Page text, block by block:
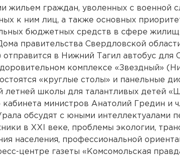
жильем граждан, уволенных с военной
к ним лиц, а также основных
бюджетных средств в сфере
правительства Свердловской
отправится в Нижний Тагил автобус для
комплексе «Звездный»
«круглые столы» и панельные
летней школы для талантливых детей
кабинета министров Анатолий Гредин и
обсудят с юными интеллектуалами
в XXI веке, проблемы экологии,
населения, профессиональной
центре газеты «Комсомольская